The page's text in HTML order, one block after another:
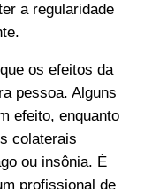
a regularidade
os efeitos da
pessoa. Alguns
efeito, enquanto
colaterais
ou insônia. É
profissional de